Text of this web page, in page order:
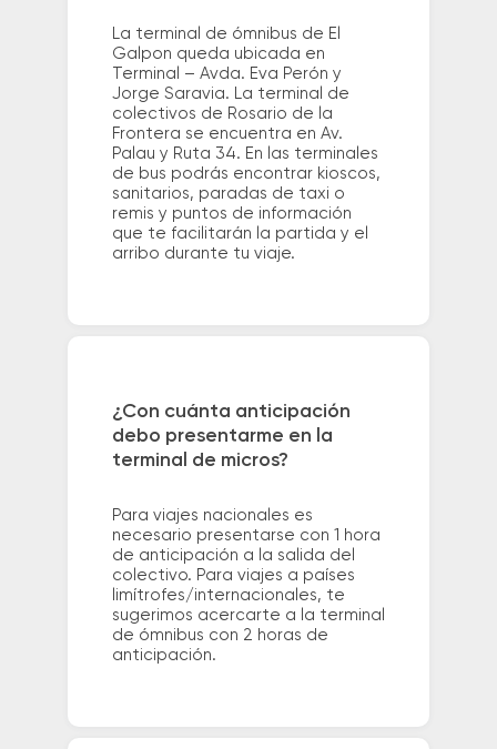
La terminal de ómnibus de El
Galpon queda ubicada en
Terminal – Avda. Eva Perón y
Jorge Saravia. La terminal de
colectivos de Rosario de la
Frontera se encuentra en Av.
Palau y Ruta 34. En las terminales
de bus podrás encontrar kioscos,
sanitarios, paradas de taxi o
remis y puntos de información
que te facilitarán la partida y el
arribo durante tu viaje.
¿Con cuánta anticipación
debo presentarme en la
terminal de micros?
Para viajes nacionales es
necesario presentarse con 1 hora
de anticipación a la salida del
colectivo. Para viajes a países
limítrofes/internacionales, te
sugerimos acercarte a la terminal
de ómnibus con 2 horas de
anticipación.